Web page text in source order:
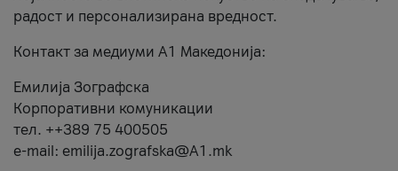
радост и персонализирана вредност.
Контакт за медиуми А1 Македонија:
Емилија Зографска
Корпоративни комуникации
тел. ++389 75 400505
e-mail: emilija.zografska@A1.mk